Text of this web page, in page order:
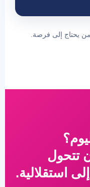
يحتاج إلى فرصة.
تتحول
استقلالية.